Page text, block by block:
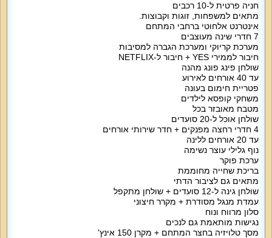
חניה פרטית ל-10 רכבים
מתאים למשפחות, זוגות וקבוצות.
אינטרנט אלחוטי ברחבי המתחם
7 חדרי שינה מעוצבים
מערכת קריוקי ומערכת הגברה למסיבות
חיבור לממירי YES + חיבור ל-NETFLIX
שולחן פינג פונג מהנה
עד 40 אורחים לאירוע
פטריית חימום בעונה
משחקי קופסא לילדים
מטבח מאובזר בכל
שולחן אוכל ל-20 סועדים
4 חדרי רחצה מפנקים + חדר שירותי אורחים
עד 20 אורחים ללינה
נוף גלילי עוצר נשימה
ערכת פוקר
בריכת שחייה מחוממת
מתאים גם לציבור הדתי
שולחן גינה ל-12 סועדים + שולחן מתקפל
עמדת מנגל מסודרת + מקרר חיצוני
סלון מרווח ונוח
נגישות מותאמת גם לנכים
מסך טלויזיה בחצר המתחם + מקרן 150 אינץ'
מה הוילה כוללת:
לינה ב-6 חדרי שינה זוגיים ועוד צימר. בכל החדרים מיטה זוגית נוחה, מזרן איכותי,
שירותים.
2 חדרי שינה עם מיטה זוגית, 2 מזרני יחיד, חדר רחצה.
2 חדרי שינה עם מיטה זוגית, חדר רחצה.
2 חדרים עם מיטה זוגית.
צימר עם מיטה זוגית, מזרן יחיד, חדר רחצה.
מטבח מאובזר ונוח ממתין לכם עם מקרר גדול, כיריים, תנור אפייה, מיקרוגל, בר מים,
קומקום חשמלי, מכונת קפה, מכונת קרח, מדיח, טוסטר, כלים שימושיים כולל סירים,
פינת אוכל משפחתית ל-20 סועדים.
ישיבה מפוארת ל-20 איש.
אטרקציות מיוחדות בוילה: